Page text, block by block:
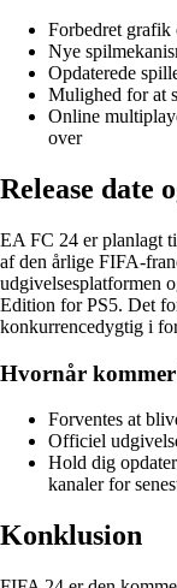
Forbedret
Nye
Opdaterede
Mulighed for at
Online
over
Release date
EA FC 24 er planlagt
af den årlige FIFA-
udgivelsesplatformen
Edition for PS5. Det
konkurrencedygtig i
Hvornår
Forventes at
Officiel
Hold dig
kanaler for
Konklusion